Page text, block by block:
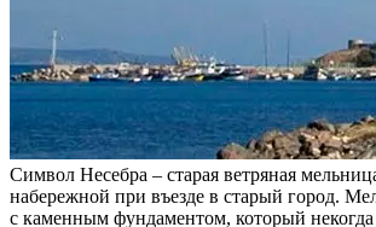
Символ Несебра – старая ветряная
набережной при въезде в старый город.
с каменным фундаментом, который некогда